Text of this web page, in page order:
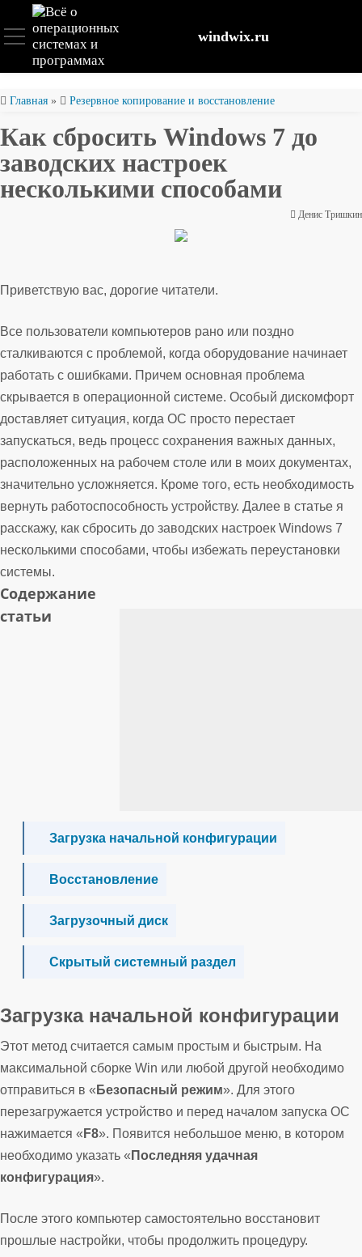
windwix.ru
Установка и настройка
Оптимизация ОС
Восстановление файлов
Главная » Резервное копирование и восстановление
Как сбросить Windows 7 до
заводских настроек
несколькими способами
Денис Тришкин
Приветствую вас, дорогие читатели.
Все пользователи компьютеров рано или поздно
сталкиваются с проблемой, когда оборудование начинает
работать с ошибками. Причем основная проблема
скрывается в операционной системе. Особый дискомфорт
доставляет ситуация, когда ОС просто перестает
запускаться, ведь процесс сохранения важных данных,
расположенных на рабочем столе или в моих документах,
значительно усложняется. Кроме того, есть необходимость
вернуть работоспособность устройству. Далее в статье я
расскажу, как сбросить до заводских настроек Windows 7
несколькими способами, чтобы избежать переустановки
системы.
Содержание
статьи
Загрузка начальной конфигурации
Восстановление
Загрузочный диск
Скрытый системный раздел
Загрузка начальной конфигурации
Этот метод считается самым простым и быстрым. На
максимальной сборке Win или любой другой необходимо
отправиться в « Безопасный режим». Для этого
перезагружается устройство и перед началом запуска ОС
нажимается « F8». Появится небольшое меню, в котором
необходимо указать « Последняя удачная
конфигурация».
После этого компьютер самостоятельно восстановит
прошлые настройки, чтобы продолжить процедуру.